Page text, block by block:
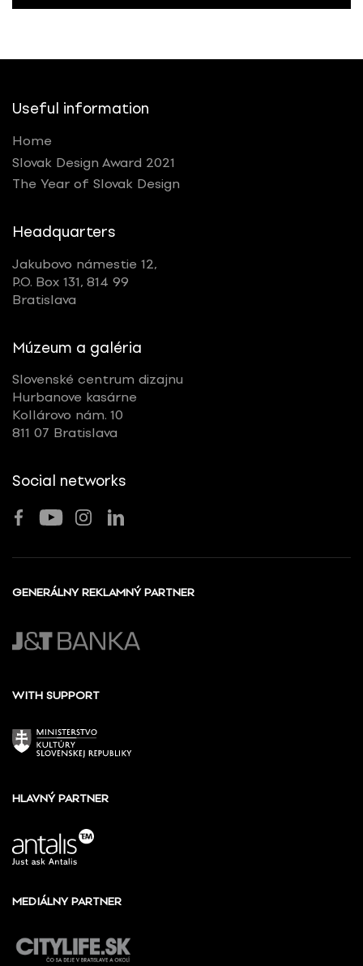
Useful information
Home
Slovak Design Award 2021
The Year of Slovak Design
Headquarters
Jakubovo námestie 12,
P.O. Box 131, 814 99
Bratislava
Múzeum a galéria
Slovenské centrum dizajnu
Hurbanove kasárne
Kollárovo nám. 10
811 07 Bratislava
Social networks
GENERÁLNY REKLAMNÝ PARTNER
WITH SUPPORT
HLAVNÝ PARTNER
MEDIÁLNY PARTNER